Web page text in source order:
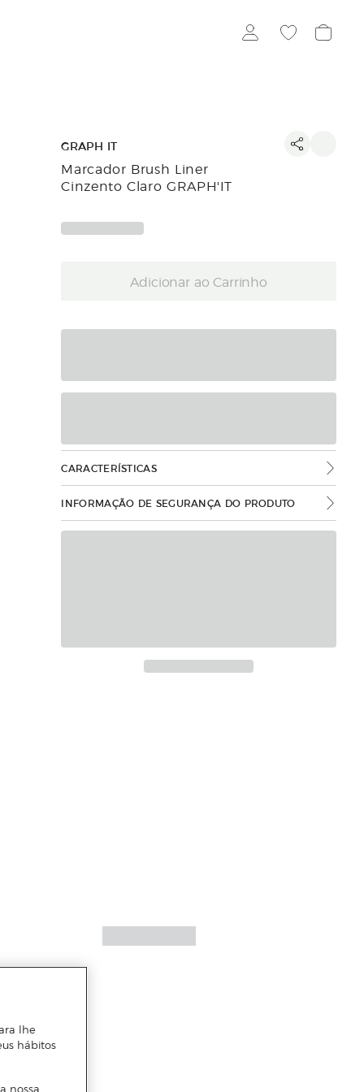
GRAPH IT
Marcador Brush Liner
Cinzento Claro GRAPH'IT
Adicionar ao Carrinho
CARACTERÍSTICAS
INFORMAÇÃO DE SEGURANÇA DO PRODUTO
lhe
hábitos
nossa